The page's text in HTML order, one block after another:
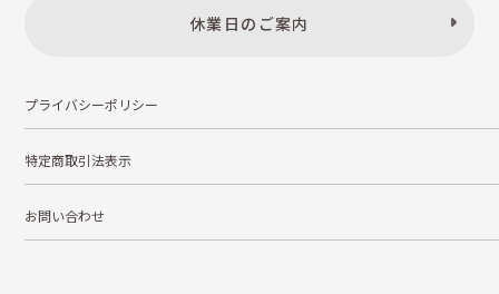
休業日のご案内
プライバシーポリシー
特定商取引法表示
お問い合わせ